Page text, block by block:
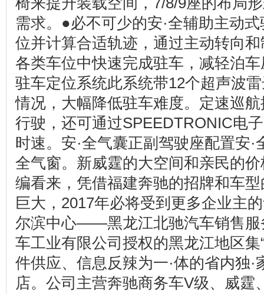
需求。●必不可少的安·全辅助主动
位并计算合适轨迹，通过主动转向
各类车位中快速完成驻车，减轻泊
驻车定位系统此系统带12个超声波
情况，大幅降低驻车难度。定速巡
行驶，还可通过SPEEDTRONIC电
时速。安·全气囊正副驾驶座配置安
全气窗。新威霆的大空间和亲民的
编看来，凭借福建奔驰的招牌和车
巨大，2017年必将受到更多企业主
尔滨中心——黑龙江北驰汽车销售服
车工业有限公司授权的黑龙江地区
件供应、信息反辣为一·体的省内独
店。公司主营奔驰商务车V级、威霆